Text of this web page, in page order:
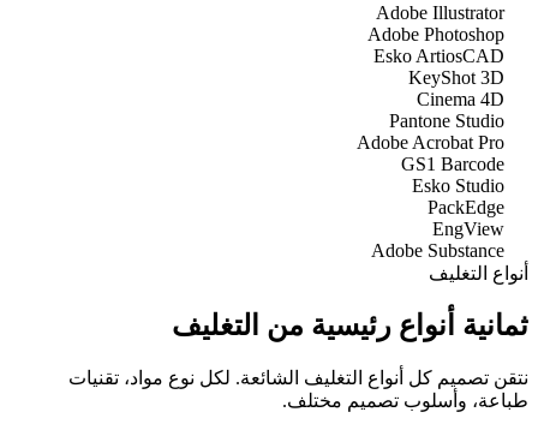
Adobe Illustrator
Adobe Photoshop
Esko ArtiosCAD
KeyShot 3D
Cinema 4D
Pantone Studio
Adobe Acrobat Pro
GS1 Barcode
Esko Studio
PackEdge
EngView
Adobe Substance
أنواع التغليف
ثمانية أنواع رئيسية من التغليف
نتقن تصميم كل أنواع التغليف الشائعة. لكل نوع مواد، تقنيات
طباعة، وأسلوب تصميم مختلف.